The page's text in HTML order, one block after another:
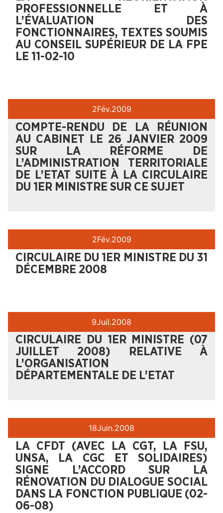
PROFESSIONNELLE ET À
L’ÉVALUATION DES
FONCTIONNAIRES, TEXTES SOUMIS
AU CONSEIL SUPÉRIEUR DE LA FPE
LE 11-02-10
2Fév.2009
COMPTE-RENDU DE LA RÉUNION
AU CABINET LE 26 JANVIER 2009
SUR LA RÉFORME DE
L’ADMINISTRATION TERRITORIALE
DE L’ETAT SUITE À LA CIRCULAIRE
DU 1ER MINISTRE SUR CE SUJET
2Fév.2009
CIRCULAIRE DU 1ER MINISTRE DU 31
DÉCEMBRE 2008
9Juil.2008
CIRCULAIRE DU 1ER MINISTRE (07
JUILLET 2008) RELATIVE À
L’ORGANISATION
DÉPARTEMENTALE DE L’ETAT
18Juin.2008
LA CFDT (AVEC LA CGT, LA FSU,
UNSA, LA CGC ET SOLIDAIRES)
SIGNE L’ACCORD SUR LA
RÉNOVATION DU DIALOGUE SOCIAL
DANS LA FONCTION PUBLIQUE (02-
06-08)